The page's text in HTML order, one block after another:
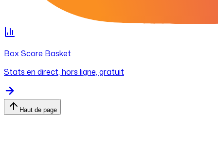
Box Score Basket
Stats en direct, hors ligne, gratuit
Haut de page